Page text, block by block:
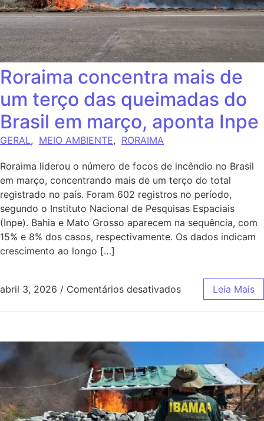
Roraima concentra mais de
um terço das queimadas do
Brasil em março, aponta Inpe
GERAL, MEIO AMBIENTE, RORAIMA
Roraima liderou o número de focos de incêndio no Brasil
em março, concentrando mais de um terço do total
registrado no país. Foram 602 registros no período,
segundo o Instituto Nacional de Pesquisas Espaciais
(Inpe). Bahia e Mato Grosso aparecem na sequência, com
15% e 8% dos casos, respectivamente. Os dados indicam
crescimento ao longo […]
abril 3, 2026 / Comentários desativados Leia Mais